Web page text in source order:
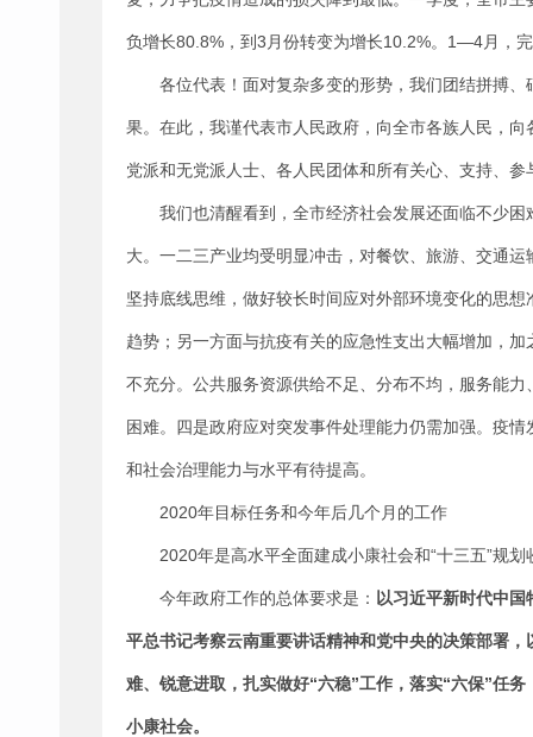
负增长80.8%，到3月份转变为增长10.2%。1—4月，
各位代表！面对复杂多变的形势，我们团结拼搏
果。在此，我谨代表市人民政府，向全市各族人民，
党派和无党派人士、各人民团体和所有关心、支持、
我们也清醒看到，全市经济社会发展还面临不少
大。一二三产业均受明显冲击，对餐饮、旅游、交通
坚持底线思维，做好较长时间应对外部环境变化的思
趋势；另一方面与抗疫有关的应急性支出大幅增加，
不充分。公共服务资源供给不足、分布不均，服务能
困难。四是政府应对突发事件处理能力仍需加强。疫
和社会治理能力与水平有待提高。
2020年目标任务和今年后几个月的工作
2020年是高水平全面建成小康社会和“十三五”规
今年政府工作的总体要求是： 以习近平新时代中
平总书记考察云南重要讲话精神和党中央的决策部署
难、锐意进取，扎实做好“六稳”工作，落实“六保”任
小康社会。